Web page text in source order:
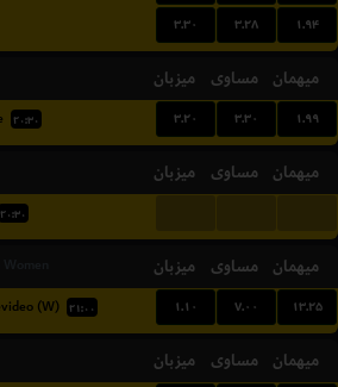
۳.۳۰ ۳.۲۸ ۱.۹۴
میزبان مساوی میهمان
۲۰:۳۰ ۳.۲۰ ۳.۳۰ ۱.۹۹
میزبان مساوی میهمان
۲۰:۳۰
میزبان مساوی میهمان
۲۱:۰۰ ۱.۱۰ ۷.۰۰ ۱۳.۲۵
میزبان مساوی میهمان